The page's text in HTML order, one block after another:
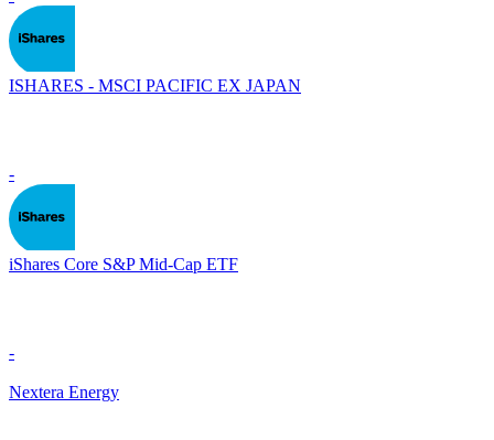
ISHARES - MSCI PACIFIC EX JAPAN
-
iShares Core S&P Mid-Cap ETF
-
Nextera Energy